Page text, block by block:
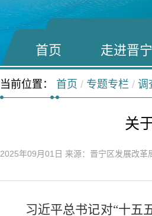
首页 走进晋宁
当前位置： 首页 / 专题专栏 / 调
关
2025年09月01日 来源：晋宁区发展改
习近平总书记对“十五